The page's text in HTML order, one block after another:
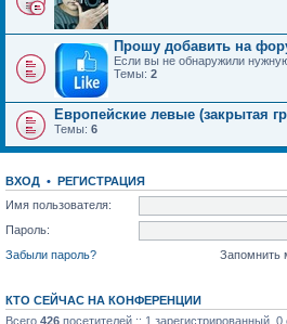
Прошу добавить на
Если вы не обнаружили
Темы: 2
Европейские левые (закрытая
Темы: 6
ВХОД • РЕГИСТРАЦИЯ
Имя пользователя:
Пароль:
Забыли пароль?
Запомнить
КТО СЕЙЧАС НА КОНФЕРЕНЦИИ
Всего 426 посетителей :: 1 зарегистрированный,